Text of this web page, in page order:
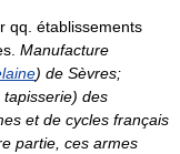
qq. établissements
Manufacture
) de Sèvres;
des
et de cycles français
partie, ces armes